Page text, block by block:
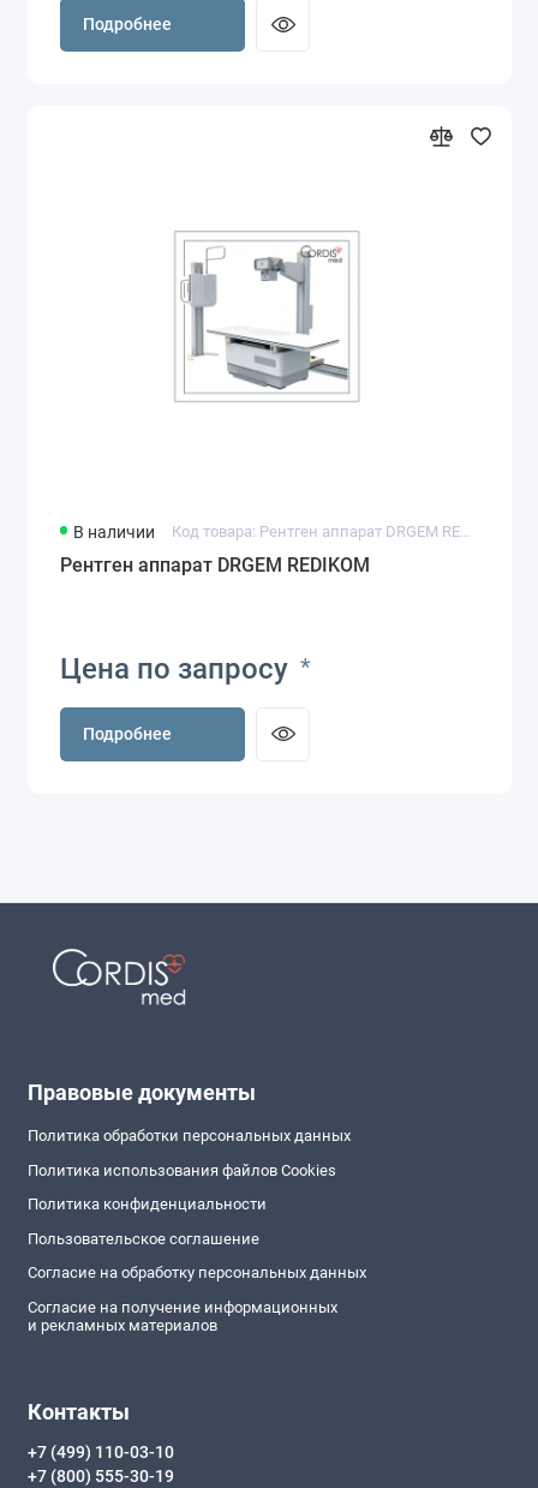
Подробнее
В наличии Код товара: Рентген аппарат DRGEM REDIKOM
Рентген аппарат DRGEM REDIKOM
Цена по запросу *
Подробнее
Правовые документы
Политика обработки персональных данных
Политика использования файлов Cookies
Политика конфиденциальности
Пользовательское соглашение
Согласие на обработку персональных данных
Согласие на получение информационных
и рекламных материалов
Контакты
+7 (499) 110-03-10
+7 (800) 555-30-19